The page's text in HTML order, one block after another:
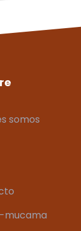
somos
mucama